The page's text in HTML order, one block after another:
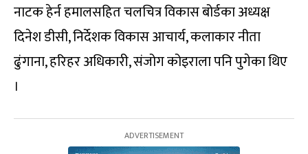
नाटक हेर्न हमालसहित चलचित्र विकास बोर्डका अध्यक्ष
दिनेश डीसी, निर्देशक विकास आचार्य, कलाकार नीता
ढुंगाना, हरिहर अधिकारी, संजोग कोइराला पनि पुगेका थिए
।